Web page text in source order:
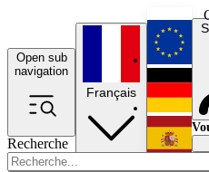
Open sub
navigation
Recherche
Français